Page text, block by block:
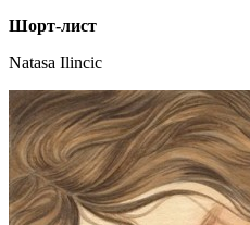
Шорт-лист
Natasa Ilincic